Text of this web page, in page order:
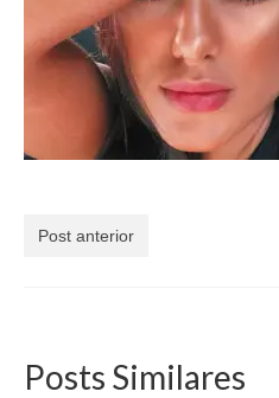
Post anterior
Posts Similares